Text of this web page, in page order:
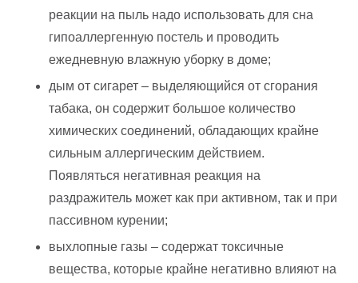
реакции на пыль надо использовать для сна
гипоаллергенную постель и проводить
ежедневную влажную уборку в доме;
дым от сигарет – выделяющийся от сгорания
табака, он содержит большое количество
химических соединений, обладающих крайне
сильным аллергическим действием.
Появляться негативная реакция на
раздражитель может как при активном, так и при
пассивном курении;
выхлопные газы – содержат токсичные
вещества, которые крайне негативно влияют на